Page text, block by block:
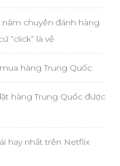
chuyên đánh hàng
“click” là về
hàng Trung Quốc
hàng Trung Quốc được
hay nhất trên Netflix